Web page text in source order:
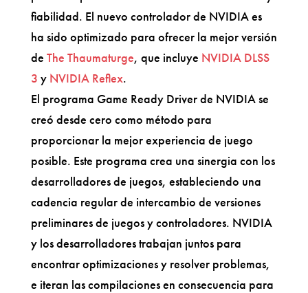
fiabilidad. El nuevo controlador de NVIDIA es
ha sido optimizado para ofrecer la mejor versión
de The Thaumaturge, que incluye NVIDIA DLSS
3 y NVIDIA Reflex.
El programa Game Ready Driver de NVIDIA se
creó desde cero como método para
proporcionar la mejor experiencia de juego
posible. Este programa crea una sinergia con los
desarrolladores de juegos, estableciendo una
cadencia regular de intercambio de versiones
preliminares de juegos y controladores. NVIDIA
y los desarrolladores trabajan juntos para
encontrar optimizaciones y resolver problemas,
e iteran las compilaciones en consecuencia para